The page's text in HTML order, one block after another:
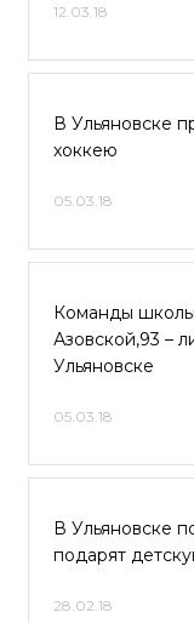
12.03.18
В Ульяновске
хоккею
05.03.18
Команды
Азовской,93 –
Ульяновске
05.03.18
В Ульяновске
подарят
28.02.18